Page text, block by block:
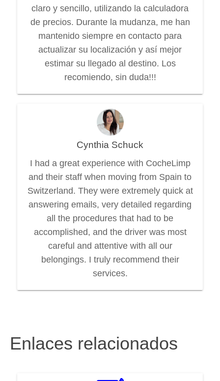
claro y sencillo, utilizando la calculadora
de precios. Durante la mudanza, me han
mantenido siempre en contacto para
actualizar su localización y así mejor
estimar su llegado al destino. Los
recomiendo, sin duda!!!
Cynthia Schuck
I had a great experience with CocheLimp
and their staff when moving from Spain to
Switzerland. They were extremely quick at
answering emails, very detailed regarding
all the procedures that had to be
accomplished, and the driver was most
careful and attentive with all our
belongings. I truly recommend their
services.
Enlaces relacionados